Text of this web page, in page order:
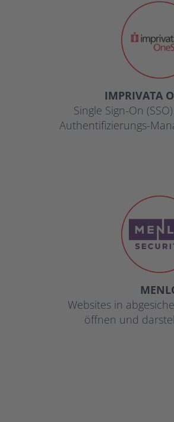
IMPRIVATA
Single Sign-On
Authentifizierungs-
Websites in
öffnen und